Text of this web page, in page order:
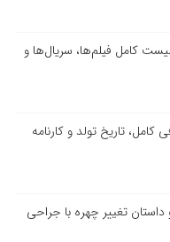
کامل فیلم‌ها، سریال‌ها و
تاریخ تولد و کارنامه
تغییر چهره با جراحی